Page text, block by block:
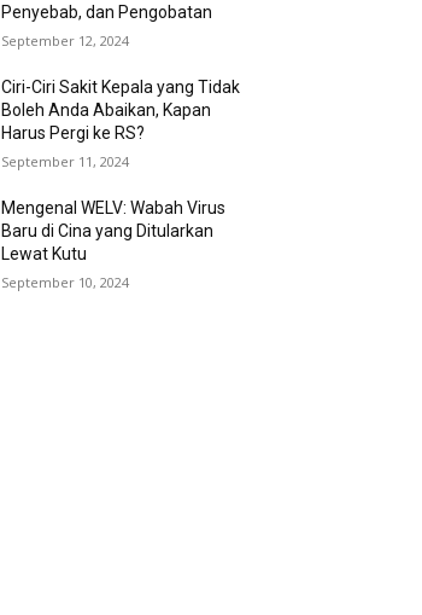
Penyebab, dan Pengobatan
September 12, 2024
Ciri-Ciri Sakit Kepala yang Tidak
Boleh Anda Abaikan, Kapan
Harus Pergi ke RS?
September 11, 2024
Mengenal WELV: Wabah Virus
Baru di Cina yang Ditularkan
Lewat Kutu
September 10, 2024